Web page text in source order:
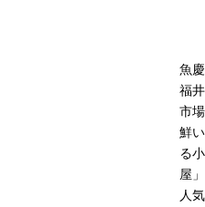
魚慶
福
市
鮮
る
屋
人